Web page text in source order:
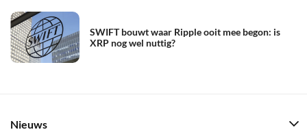
SWIFT bouwt waar Ripple ooit mee begon: is
XRP nog wel nuttig?
Nieuws